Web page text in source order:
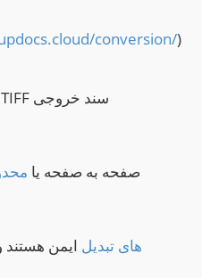
conversion/)
TIFF سند خروجی
تبدیل ZIP به TIFF صفحه به صفحه یا
ZIP APIهای تبدیل ایمن هستند